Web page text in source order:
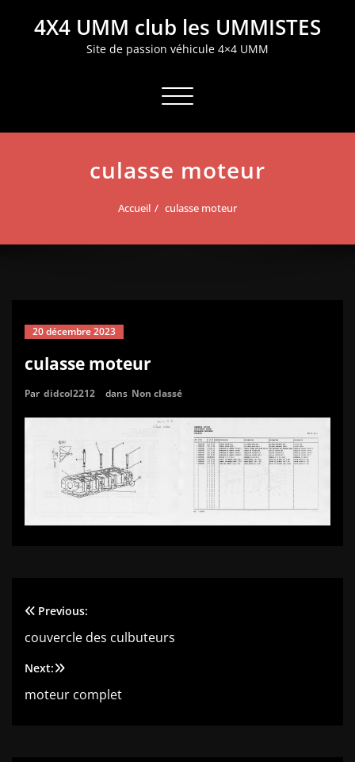
4X4 UMM club les UMMISTES
Site de passion véhicule 4×4 UMM
Afficher/masquer la navigation
culasse moteur
Accueil culasse moteur
20 décembre 2023
culasse moteur
Par didcol2212 dans Non classé
Navigation
de
l’article
Previous:
couvercle des culbuteurs
Next:
moteur complet